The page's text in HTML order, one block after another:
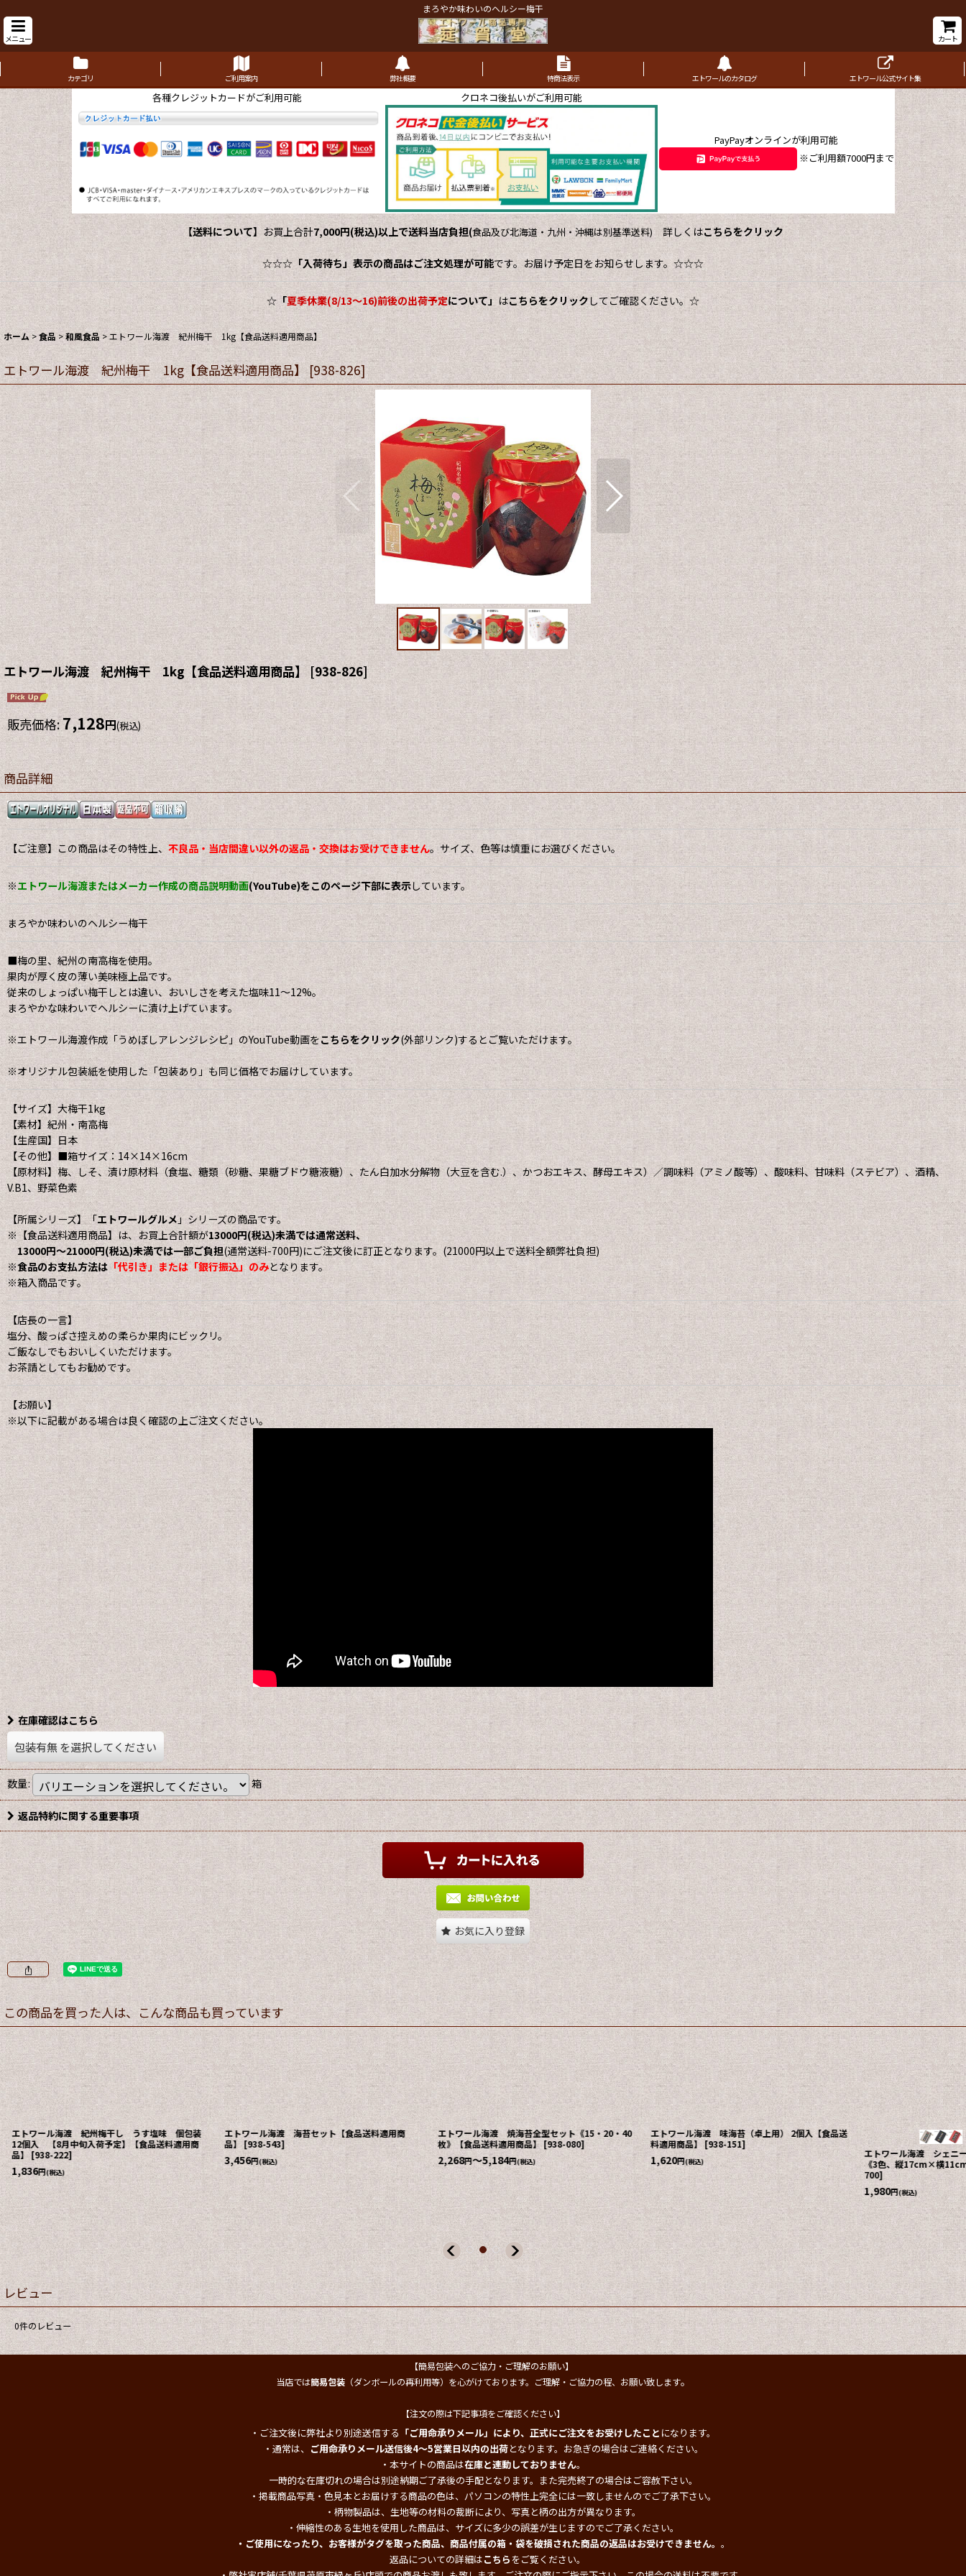
まろやか味わいのヘルシー梅干
メニュー カート
カテゴリ ご利用案内 弊社概要 特商法表示 エトワールのカタログ エトワール公式サイト集
各種クレジットカードがご利用可能 クロネコ後払いがご利用可能
PayPayオンラインが利用可能
※ご利用額7000円まで
【送料について】 お買上合計7,000円(税込)以上で送料当店負担(食品及び北海道・九州・沖縄は別基準送料)詳しくはこちらをクリック
☆☆☆ 「入荷待ち」表示の商品はご注文処理が可能です。お届け予定日をお知らせします。☆☆☆
☆ 「夏季休業(8/13～16)前後の出荷予定について」 はこちらをクリックしてご確認ください。☆
ホーム >食品 >和風食品 >エトワール海渡 紀州梅干 1kg【食品送料適用商品】
エトワール海渡 紀州梅干 1kg【食品送料適用商品】[938-826]
エトワール海渡 紀州梅干 1kg【食品送料適用商品】 [938-826]
販売価格: 7,128円(税込)
商品詳細
【ご注意】この商品はその特性上、不良品・当店間違い以外の返品・交換はお受けできません。サイズ、色等は慎重にお選びください。
※エトワール海渡またはメーカー作成の商品説明動画(YouTube)をこのページ下部に表示しています。
まろやか味わいのヘルシー梅干
■梅の里、紀州の南高梅を使用。
果肉が厚く皮の薄い美味極上品です。
従来のしょっぱい梅干しとは違い、おいしさを考えた塩味11〜12%。
まろやかな味わいでヘルシーに漬け上げています。
※エトワール海渡作成「うめぼしアレンジレシピ」のYouTube動画をこちらをクリック(外部リンク)するとご覧いただけます。
※オリジナル包装紙を使用した「包装あり」も同じ価格でお届けしています。
【サイズ】大梅干1kg
【素材】紀州・南高梅
【生産国】日本
【その他】■箱サイズ：14×14×16cm
【原材料】梅、しそ、漬け原材料（食塩、糖類（砂糖、果糖ブドウ糖液糖）、たん白加水分解物（大豆を含む.）、かつおエキス、酵母エキス）／調味料（アミノ酸等）、酸味料、甘味料（ステビア）、酒精、
V.B1、野菜色素
【所属シリーズ】「エトワールグルメ」シリーズの商品です。
※【食品送料適用商品】は、お買上合計額が13000円(税込)未満では通常送料、
13000円〜21000円(税込)未満では一部ご負担(通常送料-700円)にご注文後に訂正となります。(21000円以上で送料全額弊社負担)
※食品のお支払方法は「代引き」または「銀行振込」のみとなります。
※箱入商品です。
【店長の一言】
塩分、酸っぱさ控えめの柔らか果肉にビックリ。
ご飯なしでもおいしくいただけます。
お茶請としてもお勧めです。
【お願い】
※以下に記載がある場合は良く確認の上ご注文ください。
在庫確認はこちら
包装有無を選択してください
数量: 箱
返品特約に関する重要事項
お気に入り登録
この商品を買った人は、こんな商品も買っています
エトワール海渡 紀州梅干し うす塩味 個包装
12個入 【8月中旬入荷予定】【食品送料適用商
品】[938-222]
1,836円(税込)
エトワール海渡 海苔セット【食品送料適用商
品】 [938-543]
3,456円(税込)
エトワール海渡 焼海苔全型セット《15・20・40
枚》【食品送料適用商品】 [938-080]
2,268円～5,184円(税込)
エトワール海渡 味海苔（卓上用） 2個入【食品送
料適用商品】
[938-151]
1,620円(税込)
エトワール海渡 シェニ
《3色、縦17cm×横
700]
1,980円(税込)
レビュー
0件のレビュー
【簡易包装へのご協力・ご理解のお願い】
当店では簡易包装（ダンボールの再利用等）を心がけております。ご理解・ご協力の程、お願い致します。
【注文の際は下記事項をご確認ください】
・ご注文後に弊社より別途送信する 「ご用命承りメール」により、正式にご注文をお受けしたこと になります。
・通常は、 ご用命承りメール送信後4～5営業日以内の出荷となります。お急ぎの場合はご連絡ください。
・本サイトの商品は在庫と連動しておりません。
一時的な在庫切れの場合は別途納期ご了承後の手配となります。また完売終了の場合はご容赦下さい。
・掲載商品写真・色見本とお届けする商品の色は、パソコンの特性上完全には一致しませんのでご了承下さい。
・柄物製品は、生地等の材料の裁断により、写真と柄の出方が異なります。
・伸縮性のある生地を使用した商品は、サイズに多少の誤差が生じますのでご了承ください。
・ご使用になったり、お客様がタグを取った商品、商品付属の箱・袋を破損された商品の返品はお受けできません。 。
返品についての詳細はこちらをご覧ください。